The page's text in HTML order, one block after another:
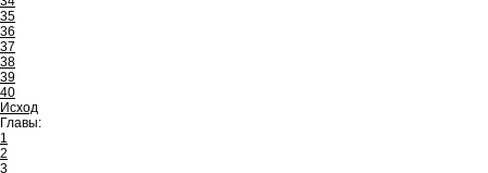
35
36
37
38
39
40
Исход
Главы:
1
2
3